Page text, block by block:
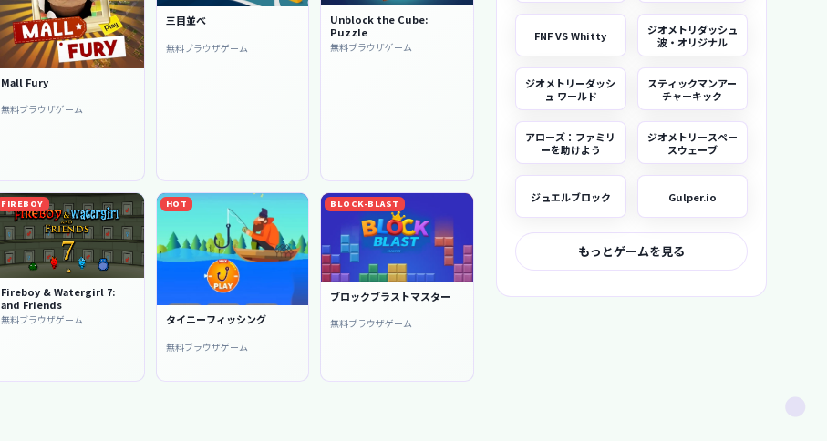
Mall Fury
無料ブラウザゲーム
三目並べ
無料ブラウザゲーム
Unblock the Cube:
Puzzle
無料ブラウザゲーム
FIREBOY
Fireboy & Watergirl 7:
and Friends
無料ブラウザゲーム
HOT
タイニーフィッシング
無料ブラウザゲーム
BLOCK-BLAST
ブロックブラストマスター
無料ブラウザゲーム
FNF VS Whitty
ジオメトリダッシュ
波・オリジナル
ジオメトリーダッシ
ュ ワールド
スティックマンアー
チャーキック
アローズ：ファミリ
ーを助けよう
ジオメトリースペー
スウェーブ
ジュエルブロック Gulper.io
もっとゲームを見る